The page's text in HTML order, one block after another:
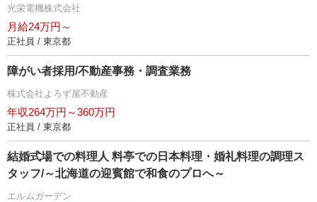
光栄電機株式会社
月給24万円～
正社員 / 東京都
障がい者採用/不動産事務・調査業務
株式会社よろず屋不動産
年収264万円～360万円
正社員 / 東京都
結婚式場での料理人 料亭での日本料理・婚礼料理の調理ス
タッフ/～北海道の迎賓館で和食のプロへ～
エルムガーデン